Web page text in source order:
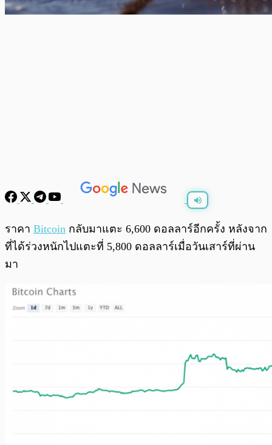
0:00/ 0:00
ราคา Bitcoin กลับมาแตะ 6,600 ดอลลาร์อีกครั้ง หลังจาก
ที่ได้ร่วงหนักไปแตะที่ 5,800 ดอลลาร์เมื่อวันเสาร์ที่ผ่าน
มา